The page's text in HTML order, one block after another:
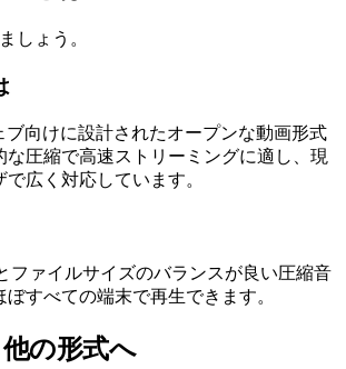
しょう。
ブ向けに設計されたオープンな動画形式
な圧縮で高速ストリーミングに適し、現
広く対応しています。
ファイルサイズのバランスが良い圧縮音
すべての端末で再生できます。
の形式へ